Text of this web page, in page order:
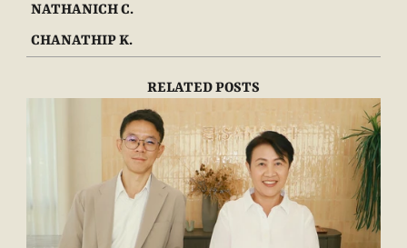
NATHANICH C.
CHANATHIP K.
RELATED POSTS